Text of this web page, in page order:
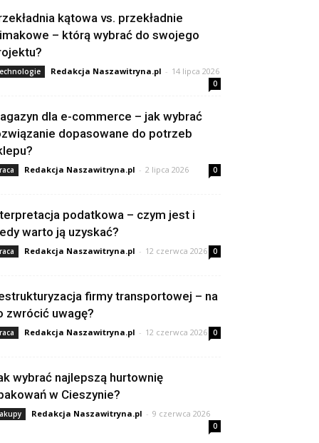
kątowa vs. przekładnie
– którą wybrać do swojego
Redakcja Naszawitryna.pl - 14 lipca 2026
0
dla e-commerce – jak wybrać
dopasowane do potrzeb
Redakcja Naszawitryna.pl - 2 lipca 2026 0
podatkowa – czym jest i
warto ją uzyskać?
Redakcja Naszawitryna.pl - 12 czerwca 2026 0
firmy transportowej – na
zwrócić uwagę?
Redakcja Naszawitryna.pl - 12 czerwca 2026 0
wybrać najlepszą hurtownię
w Cieszynie?
Redakcja Naszawitryna.pl - 9 czerwca 2026
0